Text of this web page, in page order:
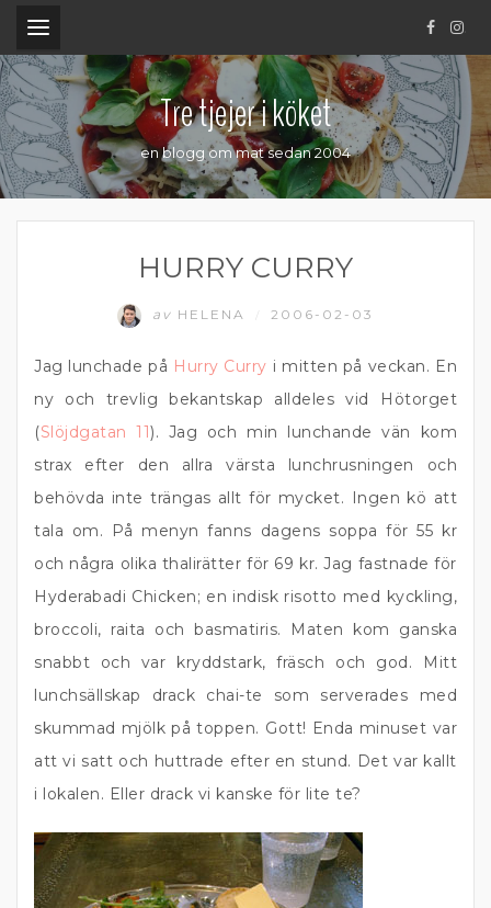
.
Tre tjejer i köket
en blogg om mat sedan 2004
HURRY CURRY
av HELENA 2006-02-03
Jag lunchade på Hurry Curry i mitten på veckan. En
ny och trevlig bekantskap alldeles vid Hötorget
(Slöjdgatan 11). Jag och min lunchande vän kom
strax efter den allra värsta lunchrusningen och
behövda inte trängas allt för mycket. Ingen kö att
tala om. På menyn fanns dagens soppa för 55 kr
och några olika thalirätter för 69 kr. Jag fastnade för
Hyderabadi Chicken; en indisk risotto med kyckling,
broccoli, raita och basmatiris. Maten kom ganska
snabbt och var kryddstark, fräsch och god. Mitt
lunchsällskap drack chai-te som serverades med
skummad mjölk på toppen. Gott! Enda minuset var
att vi satt och huttrade efter en stund. Det var kallt
i lokalen. Eller drack vi kanske för lite te?